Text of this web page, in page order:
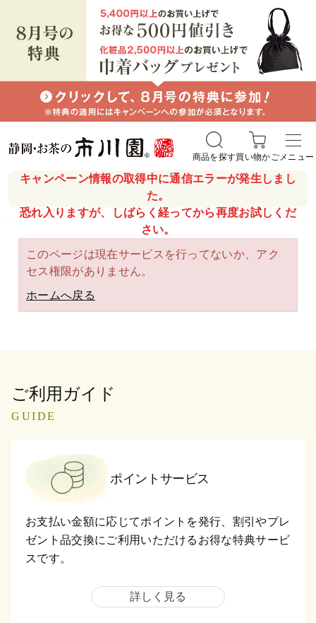
キャンペーン情報の取得中に通信エラーが発生しまし
た。
恐れ入りますが、しばらく経ってから再度お試しくだ
さい。
商品を探す買い物かごメニュー
このページは現在サービスを行ってないか、アク
セス権限がありません。
ホームへ戻る
ご利用ガイド
GUIDE
ポイントサービス
お支払い金額に応じてポイントを発行、割引やプレ
ゼント品交換にご利用いただけるお得な特典サービ
スです。
詳しく見る